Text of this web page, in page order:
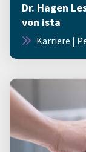
Dr. Hagen
von ista
Karriere |